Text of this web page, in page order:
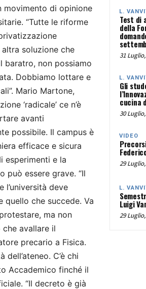
movimento di opinione
“Tutte le riforme
altra soluzione che
baratro, non possiamo
Dobbiamo lottare e
Mario Martone,
‘radicale’ ce n’è
avanti
possibile. Il campus è
efficace e sicura
esperimenti e la
può essere grave. “Il
deve
che succede. Va
ma non
avallare il
precario a Fisica.
C’è chi
Accademico finché il
“Il decreto è già
L.
Test di
della
31
L.
Gli
cucina
30
VIDEO
29
L.
Luigi
29